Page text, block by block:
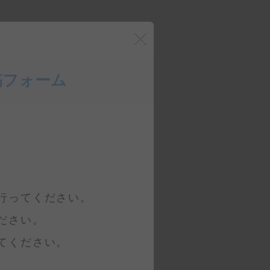
てください。
さい。
ください。
閉じる